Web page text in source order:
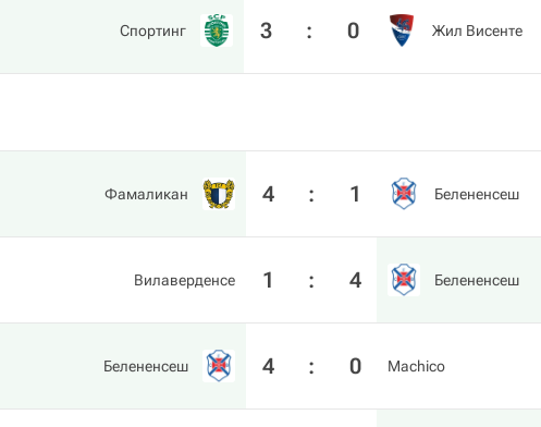
Спортинг 3 : 0 Жил Висенте
Фамаликан 4 : 1 Белененсеш
Вилаверденсе 1 : 4 Белененсеш
Белененсеш 4 : 0 Machico